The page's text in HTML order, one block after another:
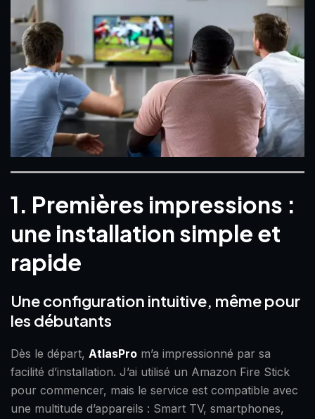
1. Premières impressions :
une installation simple et
rapide
Une configuration intuitive, même pour
les débutants
Dès le départ, AtlasPro m’a impressionné par sa
facilité d’installation. J’ai utilisé un Amazon Fire Stick
pour commencer, mais le service est compatible avec
une multitude d’appareils : Smart TV, smartphones,